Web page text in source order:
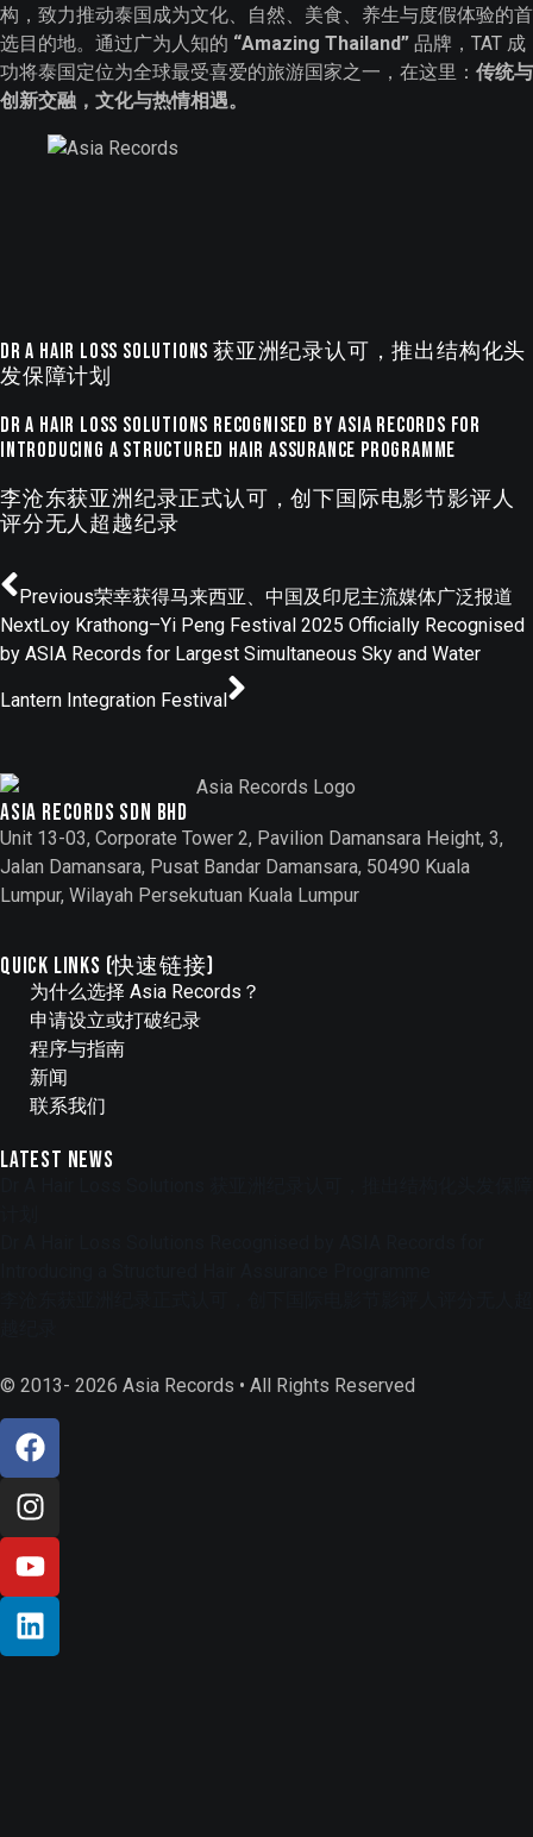
构，致力推动泰国成为文化、自然、美食、养生与度假体验的首
选目的地。通过广为人知的 “Amazing Thailand” 品牌，TAT 成
功将泰国定位为全球最受喜爱的旅游国家之一，在这里： 传统与
创新交融，文化与热情相遇。
Dr A Hair Loss Solutions 获亚洲纪录认可，推出结构化头
发保障计划
Dr A Hair Loss Solutions Recognised by ASIA Records for
Introducing a Structured Hair Assurance Programme
李沧东获亚洲纪录正式认可，创下国际电影节影评人
评分无人超越纪录
Previous荣幸获得马来西亚、中国及印尼主流媒体广泛报道
NextLoy Krathong–Yi Peng Festival 2025 Officially Recognised
by ASIA Records for Largest Simultaneous Sky and Water
Lantern Integration Festival
Asia records sdn bhd
Unit 13-03, Corporate Tower 2, Pavilion Damansara Height, 3,
Jalan Damansara, Pusat Bandar Damansara, 50490 Kuala
Lumpur, Wilayah Persekutuan Kuala Lumpur
QUICK LINKS (快速链接)
为什么选择 Asia Records？
申请设立或打破纪录
程序与指南
新闻
联系我们
Latest News
© 2013- 2026 Asia Records • All Rights Reserved